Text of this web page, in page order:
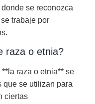
se reconozca
trabaje por
raza o etnia?
raza o etnia** se
que se utilizan para
ciertas